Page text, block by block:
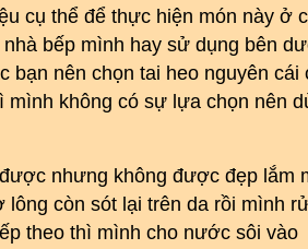
cụ thể để thực hiện món này ở
bếp mình hay sử dụng bên
bạn nên chọn tai heo nguyên cái
không có sự lựa chọn nên
nhưng không được đẹp lắm
còn sót lại trên da rồi mình
theo thì mình cho nước sôi vào